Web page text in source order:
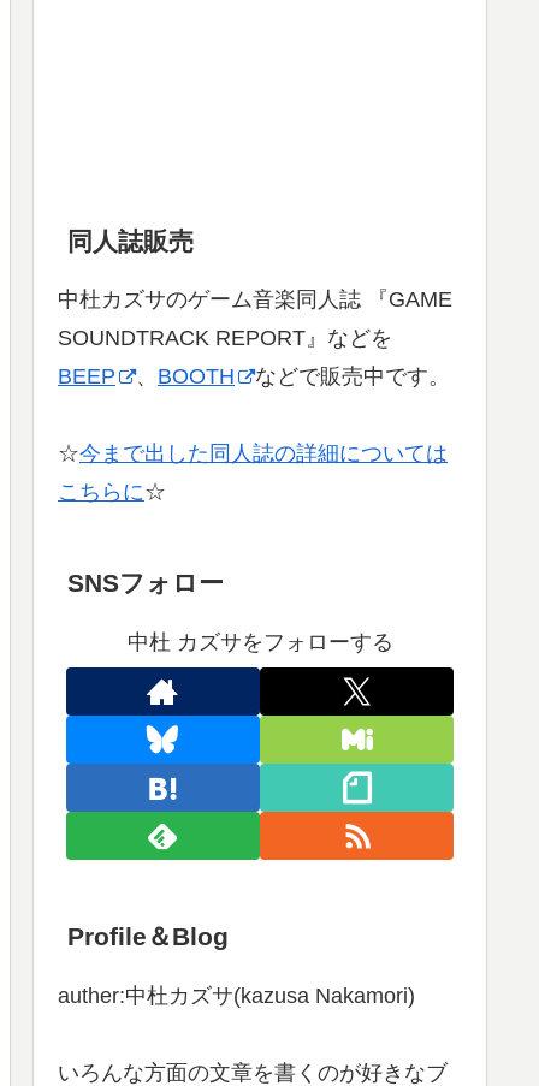
同人誌販売
中杜カズサのゲーム音楽同人誌 『GAME
SOUNDTRACK REPORT』などを
BEEP
、 BOOTH などで販売中です。
☆今まで出した同人誌の詳細については
こちらに☆
SNSフォロー
中杜 カズサをフォローする
Profile＆Blog
auther:中杜カズサ(kazusa Nakamori)
いろんな方面の文章を書くのが好きなブ